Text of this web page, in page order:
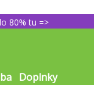
80% tu =>
Doplnky